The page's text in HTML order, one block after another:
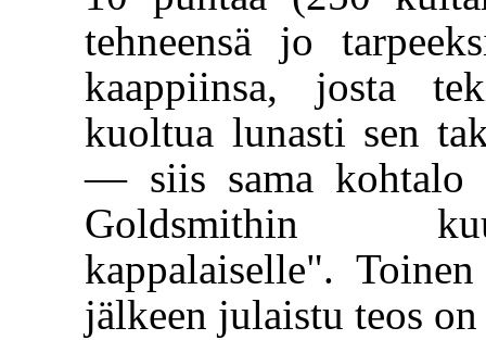
tehneensä jo
kaappiinsa, josta
kuoltua lunasti sen
— siis sama kohtalo
Goldsmithin
kappalaiselle".
jälkeen julaistu teos